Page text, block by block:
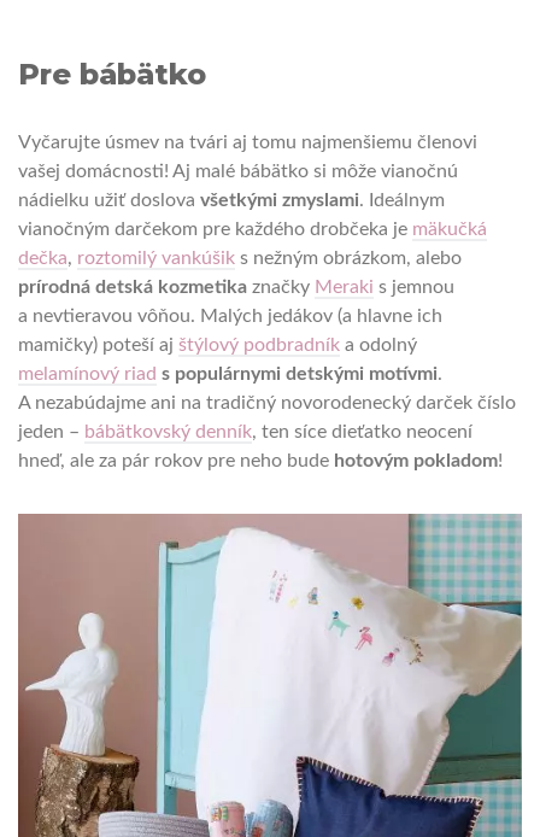
Pre bábätko
Vyčarujte úsmev na tvári aj tomu najmenšiemu členovi
vašej domácnosti! Aj malé bábätko si môže vianočnú
nádielku užiť doslova všetkými zmyslami. Ideálnym
vianočným darčekom pre každého drobčeka je mäkučká
dečka, roztomilý vankúšik s nežným obrázkom, alebo
prírodná detská kozmetika značky Meraki s jemnou
a nevtieravou vôňou. Malých jedákov (a hlavne ich
mamičky) poteší aj štýlový podbradník a odolný
melamínový riad s populárnymi detskými motívmi.
A nezabúdajme ani na tradičný novorodenecký darček číslo
jeden – bábätkovský denník, ten síce dieťatko neocení
hneď, ale za pár rokov pre neho bude hotovým pokladom!